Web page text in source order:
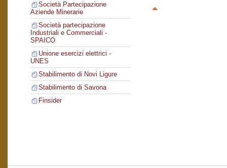
Società Partecipazione
Aziende Minerarie
Società partecipazione
Industriali e Commerciali -
SPAICO
Unione esercizi elettrici -
UNES
Stabilimento di Novi Ligure
Stabilimento di Savona
Finsider